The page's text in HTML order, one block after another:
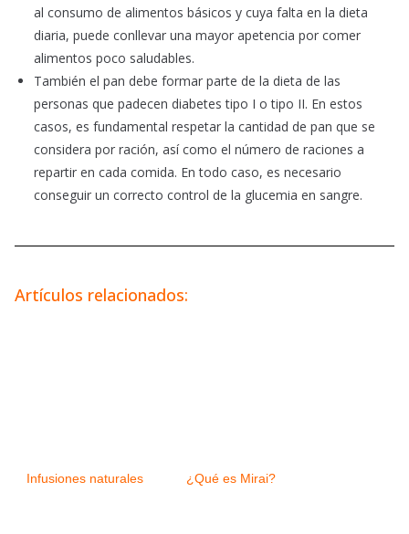
al consumo de alimentos básicos y cuya falta en la dieta
diaria, puede conllevar una mayor apetencia por comer
alimentos poco saludables.
También el pan debe formar parte de la dieta de las
personas que padecen diabetes tipo I o tipo II. En estos
casos, es fundamental respetar la cantidad de pan que se
considera por ración, así como el número de raciones a
repartir en cada comida. En todo caso, es necesario
conseguir un correcto control de la glucemia en sangre.
Artículos relacionados:
Infusiones naturales ¿Qué es Mirai?